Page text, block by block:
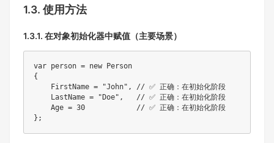
1.3. 使用方法
1.3.1. 在对象初始化器中赋值（主要场景）
var person = new Person
{
    FirstName = "John", // ✅ 正确：在初始化阶段
    LastName = "Doe",   // ✅ 正确：在初始化阶段
    Age = 30            // ✅ 正确：在初始化阶段